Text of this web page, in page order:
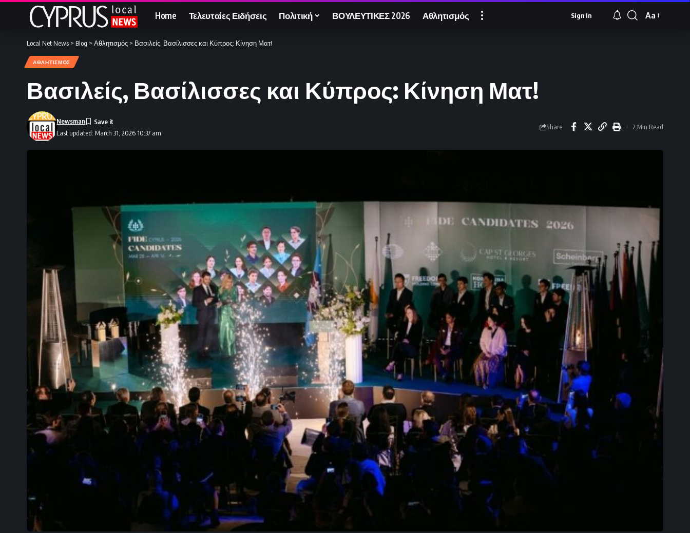
Home Τελευταίες Ειδήσεις Πολιτική ΒΟΥΛΕΥΤΙΚΕΣ 2026 Αθλητισμός Sign In
Font
Aa
Local Net News > Blog > Αθλητισμός > Βασιλείς, Βασίλισσες και Κύπρος: Κίνηση Ματ!
ΑΘΛΗΤΙΣΜΌΣ
Βασιλείς, Βασίλισσες και Κύπρος: Κίνηση Ματ!
Last updated: March 31, 2026 10:37 am
Newsman
Share 2 Min Read